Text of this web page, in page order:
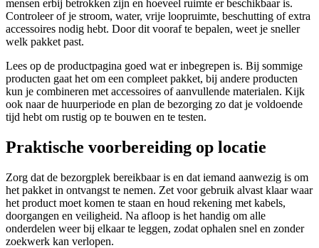
mensen erbij betrokken zijn en hoeveel ruimte er beschikbaar is.
Controleer of je stroom, water, vrije loopruimte, beschutting of extra
accessoires nodig hebt. Door dit vooraf te bepalen, weet je sneller
welk pakket past.
Lees op de productpagina goed wat er inbegrepen is. Bij sommige
producten gaat het om een compleet pakket, bij andere producten
kun je combineren met accessoires of aanvullende materialen. Kijk
ook naar de huurperiode en plan de bezorging zo dat je voldoende
tijd hebt om rustig op te bouwen en te testen.
Praktische voorbereiding op locatie
Zorg dat de bezorgplek bereikbaar is en dat iemand aanwezig is om
het pakket in ontvangst te nemen. Zet voor gebruik alvast klaar waar
het product moet komen te staan en houd rekening met kabels,
doorgangen en veiligheid. Na afloop is het handig om alle
onderdelen weer bij elkaar te leggen, zodat ophalen snel en zonder
zoekwerk kan verlopen.